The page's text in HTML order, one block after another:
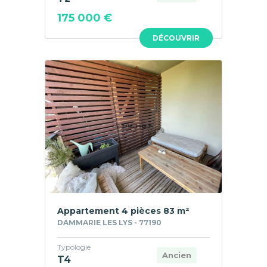
DÉCOUVRIR
175 000 €
Appartement 4 pièces 83 m²
DAMMARIE LES LYS - 77190
Ancien
Typologie
T4